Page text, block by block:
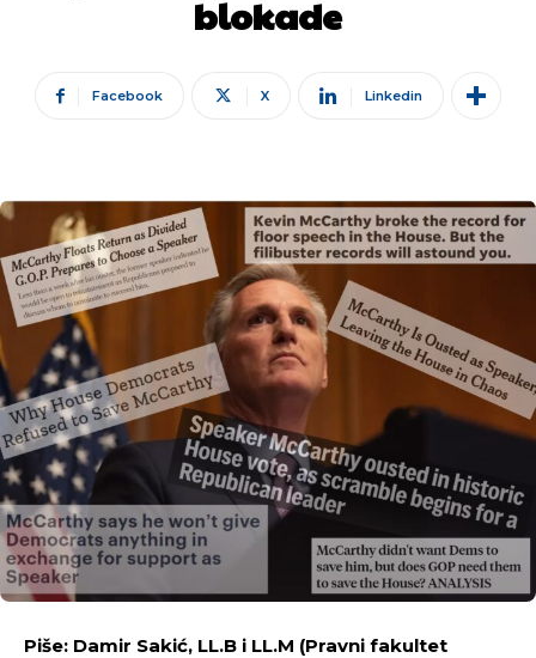
blokade
Facebook X Linkedin
Piše: Damir Sakić, LL.B i LL.M (Pravni fakultet